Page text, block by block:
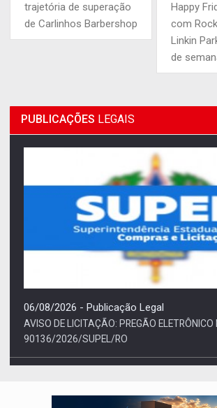
trajetória de superação
de Carlinhos Barbershop
Happy
com
Linkin
de
PUBLICAÇÕES LEGAIS
06/08/2026 - Publicação Legal
AVISO DE LICITAÇÃO: PREGÃO ELETRÔNICO